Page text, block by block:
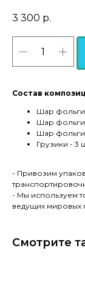
3 300 р.
Состав
Шар
Шар
Шар
Грузики - 3
- Привозим
- Мы используем
ведущих мировых
Смотрите